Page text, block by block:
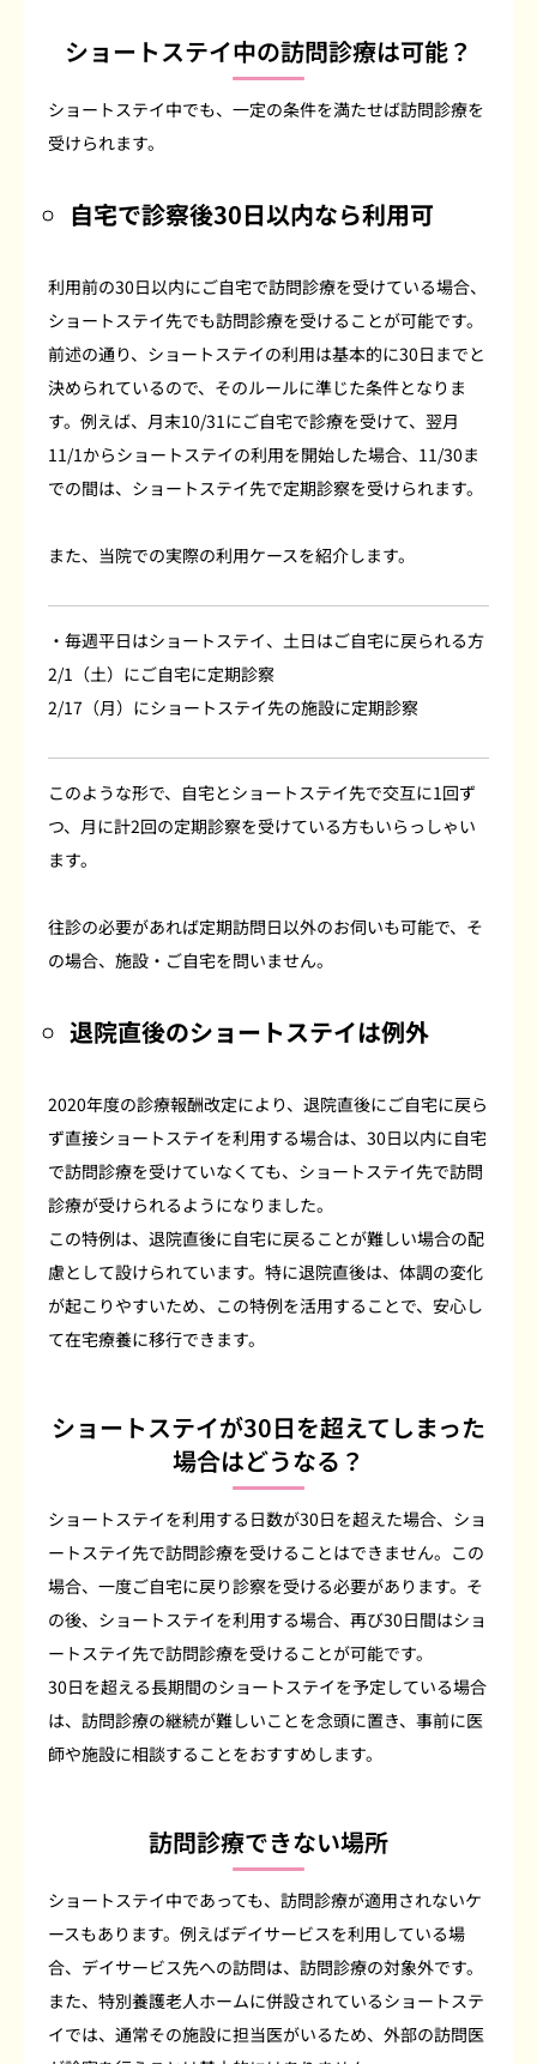
ショートステイ中の訪問診療は可能？
ショートステイ中でも、一定の条件を満たせば訪問診療を
受けられます。
自宅で診察後30日以内なら利用可
利用前の30日以内にご自宅で訪問診療を受けている場合、
ショートステイ先でも訪問診療を受けることが可能です。
前述の通り、ショートステイの利用は基本的に30日までと
決められているので、そのルールに準じた条件となりま
す。例えば、月末10/31にご自宅で診療を受けて、翌月
11/1からショートステイの利用を開始した場合、11/30ま
での間は、ショートステイ先で定期診察を受けられます。
また、当院での実際の利用ケースを紹介します。
・毎週平日はショートステイ、土日はご自宅に戻られる方
2/1（土）にご自宅に定期診察
2/17（月）にショートステイ先の施設に定期診察
このような形で、自宅とショートステイ先で交互に1回ず
つ、月に計2回の定期診察を受けている方もいらっしゃい
ます。
往診の必要があれば定期訪問日以外のお伺いも可能で、そ
の場合、施設・ご自宅を問いません。
退院直後のショートステイは例外
2020年度の診療報酬改定により、退院直後にご自宅に戻ら
ず直接ショートステイを利用する場合は、30日以内に自宅
で訪問診療を受けていなくても、ショートステイ先で訪問
診療が受けられるようになりました。
この特例は、退院直後に自宅に戻ることが難しい場合の配
慮として設けられています。特に退院直後は、体調の変化
が起こりやすいため、この特例を活用することで、安心し
て在宅療養に移行できます。
ショートステイが30日を超えてしまった
場合はどうなる？
ショートステイを利用する日数が30日を超えた場合、ショ
ートステイ先で訪問診療を受けることはできません。この
場合、一度ご自宅に戻り診察を受ける必要があります。そ
の後、ショートステイを利用する場合、再び30日間はショ
ートステイ先で訪問診療を受けることが可能です。
30日を超える長期間のショートステイを予定している場合
は、訪問診療の継続が難しいことを念頭に置き、事前に医
師や施設に相談することをおすすめします。
訪問診療できない場所
ショートステイ中であっても、訪問診療が適用されないケ
ースもあります。例えばデイサービスを利用している場
合、デイサービス先への訪問は、訪問診療の対象外です。
また、特別養護老人ホームに併設されているショートステ
イでは、通常その施設に担当医がいるため、外部の訪問医